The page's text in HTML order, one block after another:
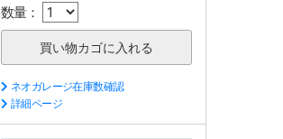
数量：
ネオガレージ在庫数確認
詳細ページ